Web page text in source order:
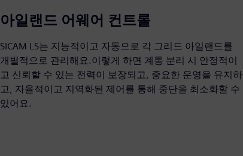
아일랜드 어웨어 컨트롤
SICAM LS는 지능적이고 자동으로 각 그리드 아일랜드를
개별적으로 관리해요.이렇게 하면 계통 분리 시 안정적이
고 신뢰할 수 있는 전력이 보장되고, 중요한 운영을 유지하
고, 자율적이고 지역화된 제어를 통해 중단을 최소화할 수
있어요.